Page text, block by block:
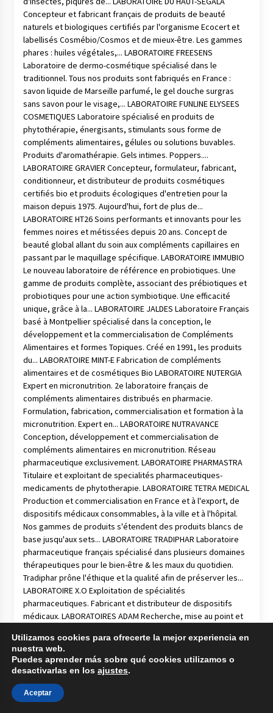
Utilizamos cookies para ofrecerte la mejor experiencia en
nuestra web.
Puedes aprender más sobre qué cookies utilizamos o
desactivarlas en los ajustes.
Aceptar